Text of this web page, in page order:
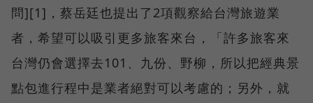
問][1]，蔡岳廷也提出了2項觀察給台灣旅遊業
者，希望可以吸引更多旅客來台，「許多旅客來
台灣仍會選擇去101、九份、野柳，所以把經典景
點包進行程中是業者絕對可以考慮的；另外，就